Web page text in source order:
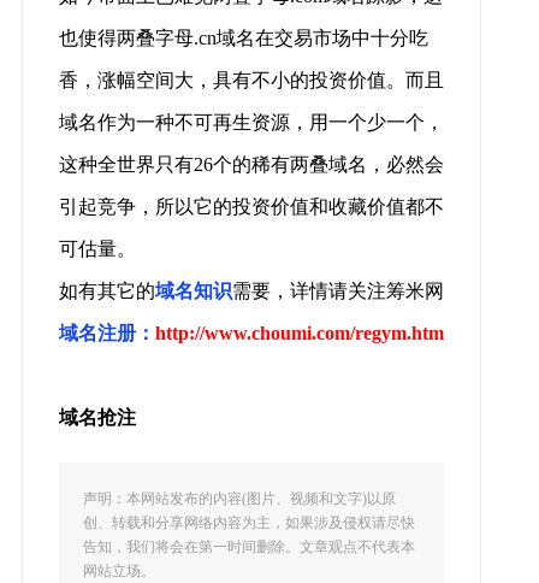
也使得两叠字母.cn域名在交易市场中十分吃
香，涨幅空间大，具有不小的投资价值。而且
域名作为一种不可再生资源，用一个少一个，
这种全世界只有26个的稀有两叠域名，必然会
引起竞争，所以它的投资价值和收藏价值都不
可估量。
如有其它的域名知识需要，详情请关注筹米网
域名注册： http://www.choumi.com/regym.htm
域名抢注
声明：本网站发布的内容(图片、视频和文字)以原
创、转载和分享网络内容为主，如果涉及侵权请尽快
告知，我们将会在第一时间删除。文章观点不代表本
网站立场。